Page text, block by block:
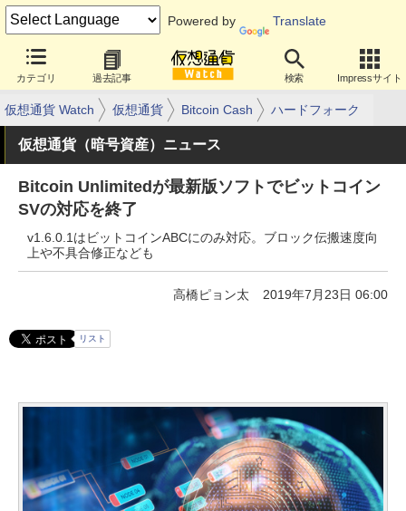
Powered by Translate
カテゴリ 過去記事 検索 Impressサイト
仮想通貨 Watch 仮想通貨 Bitcoin Cash ハードフォーク
仮想通貨（暗号資産）ニュース
Bitcoin Unlimitedが最新版ソフトでビットコイン
SVの対応を終了
v1.6.0.1はビットコインABCにのみ対応。ブロック伝搬速度向
上や不具合修正なども
高橋ピョン太 2019年7月23日 06:00
リスト